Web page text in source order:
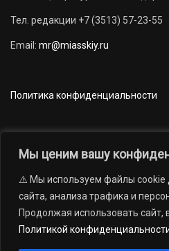
Мы ценим вашу
⚠️ Мы используем файлы cookie
сайта, анализа трафика и
Продолжая использовать сайт,
Политикой
Тел. редакции +7 (3513) 57-23-55
Email: mr@miasskiy.ru
Политика конфиденциальности
Новости Наши проекты
АРХИВ
16+
газеты «Миасский рабочий»;